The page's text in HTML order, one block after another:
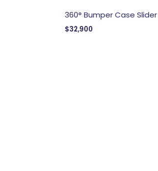
360° Bumper Case Slider
$32,900